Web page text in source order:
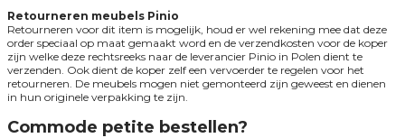
Retourneren meubels Pinio
Retourneren voor dit item is mogelijk, houd er wel rekening mee dat deze
order speciaal op maat gemaakt word en de verzendkosten voor de koper
zijn welke deze rechtsreeks naar de leverancier Pinio in Polen dient te
verzenden. Ook dient de koper zelf een vervoerder te regelen voor het
retourneren. De meubels mogen niet gemonteerd zijn geweest en dienen
in hun originele verpakking te zijn.
Commode petite bestellen?